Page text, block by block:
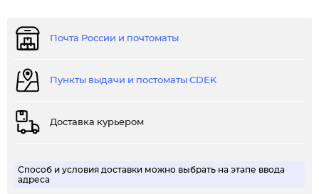
Почта России и почтоматы
Пункты выдачи и постоматы CDEK
Доставка курьером
Способ и условия доставки можно выбрать на этапе ввода
адреса